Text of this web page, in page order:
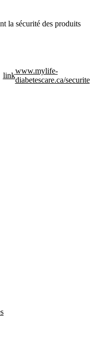
la sécurité des produits
link
www.mylife-
diabetescare.ca/securite